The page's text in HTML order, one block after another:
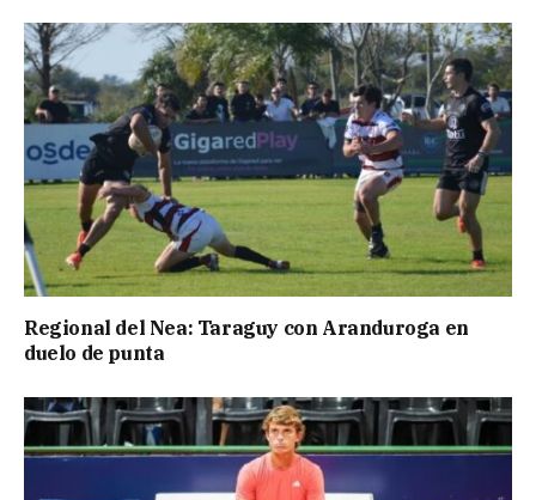
Regional del Nea: Taraguy con Aranduroga en
duelo de punta